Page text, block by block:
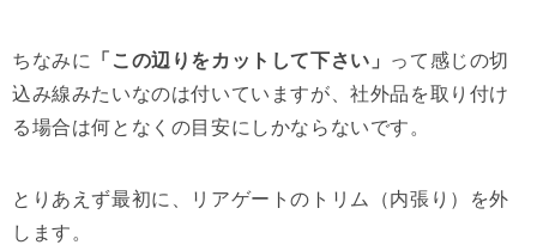
ちなみに 「この辺りをカットして下さい」 って感じの切
込み線みたいなのは付いていますが、社外品を取り付け
る場合は何となくの目安にしかならないです。
とりあえず最初に、リアゲートのトリム（内張り）を外
します。